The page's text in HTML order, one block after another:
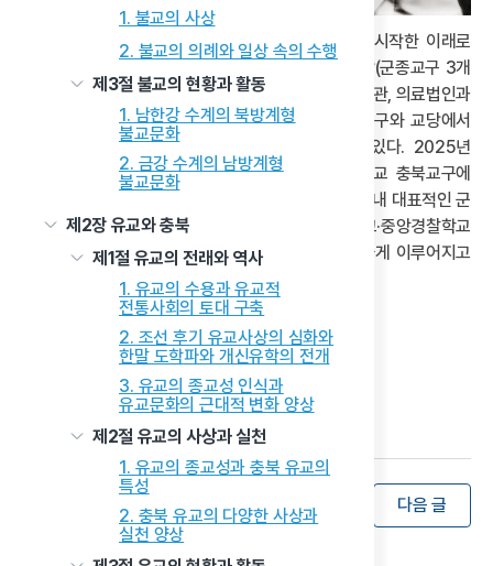
1. 불교의 사상
2. 불교의 의례와 일상 속의 수행
제3절 불교의 현황과 활동
1. 남한강 수계의 북방계형
불교문화
2. 금강 수계의 남방계형
불교문화
제2장 유교와 충북
제1절 유교의 전래와 역사
1. 유교의 수용과 유교적
전통사회의 토대 구축
2. 조선 후기 유교사상의 심화와
한말 도학파와 개신유학의 전개
3. 유교의 종교성 인식과
유교문화의 근대적 변화 양상
제2절 유교의 사상과 실천
1. 유교의 종교성과 충북 유교의
특성
2. 충북 유교의 다양한 사상과
실천 양상
충북의 원불교는 1960년대 후반 본격적인 교화를 시작한 이래로
약 60년의 역사 속에서 3개 시, 8개 군에 16개 교당(군종교구 3개
교당 포함)이 있다. 그리고 교당에서 운영하는 3개 기관, 의료법인과
사회복지법인에서 운영하는 4개 기관(복지시설), 교구와 교당에서
활동하는 3개 재가 단체(청운회·봉공회·여성회)가 있다. 2025년
현재 충북에 재직 중인 교무는 총 23명이고, 원불교 충북교구에
등록된 등록 교도 수는 약 1만 명이다. 최근에는 충북 내 대표적인 군
·경 관련 기관인 공군사관학교·육군학생군사학교·중앙경찰학교
내에 원불교 교당이 마련되는 등 교화 활동이 활발하게 이루어지고
이전 글 다음 글